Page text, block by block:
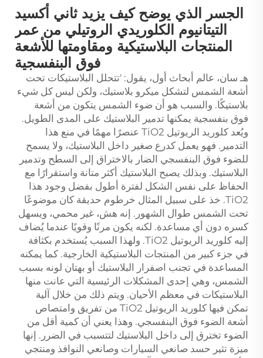
الجسر الذي يوضح كيف يزيد ثاني أكسيد
التيتانيوم الكلوريدي الروتيلي من عمر
المنتجات البلاستيكية ومقاومتها للأشعة
فوق البنفسجية
هـ سان، عالم أبحاث أول، يقول: 'تتحلل البلاستيكات تحت
أشعة الشمس لتشكل ميكرو بلاستيك، ولكن ليس كل شيء
بلاستيكًا. والسبب هو أن ضوء الشمس يتكون من أشعة
فوق بنفسجية يمكنها تدمير البلاستيك على المدى الطويل.
ويُعد كلوريد الريوتيل TiO2 عنصرًا مهمًا في منع هذا
التدمير. فهو يعمل كدرع صغير داخل البلاستيك، ولا يسمح
للضوء فوق البنفسجي الضار بالاختراق إلى السطح وتدمير
البلاستيك. وبذلك يصبح البلاستيك أكثر متانة واستقرارًا مع
الحفاظ على نفس الشكل لفترة أطول بفضل وجود هذا
TiO2. خذ على سبيل المثال خرطوم حديقة كان موضوعًا
تحت الشمس طوال الشهور. إنه هش، غير محمي، ويسهل
كسره دون أي مساعدة. لكنه يكون مرنًا وقويًا عندما يُضاف
إليه كلوريد الريوتيل TiO2. ولهذا السبب يُستخدم بكثافة
في جزء كبير من المنتجات البلاستيكية الخارجية. كما يمكنه
المساعدة في تجنب اصفرار البلاستيك أو بهتان لونه بسبب
الشمس، وهي إحدى المشكلات الرئيسية التي عانت منها
البلاستيكات في معظم الأحيان. ويتم ذلك من خلال آلية
تمكن فيها كلوريد الريوتيل TiO2 من تفريق وامتصاص
أشعة الضوء فوق البنفسجي. وهذا يعني أن كمية أقل من
الضوء تخترق إلى داخل البلاستيك لتتسبب في الضرر. إنها
ميزة تثير حسد صانعي السيارات وصانعي النوافذ ومنتجي